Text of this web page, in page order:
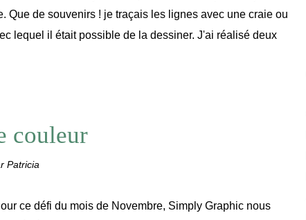
Que de souvenirs ! je traçais les lignes avec une craie ou
lequel il était possible de la dessiner. J'ai réalisé deux
couleur
Patricia
ce défi du mois de Novembre, Simply Graphic nous